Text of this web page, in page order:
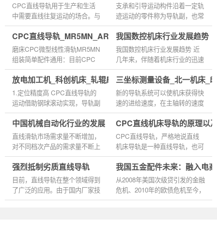
CPC直线导轨用于生产和生活
中需要直线往复运动的场合。与
直线轴承相比，CPC直线导轨
具有较高的额定载荷值和附加扭
矩，可以实现更高、更高效的直
线运...
支承和引导运动构件沿着一定轨
迹运动的零件称为导轨副，也常
简称为导轨。运动部件的运动轨
迹有直线、圆或曲线，滚动圆导
轨可归人滚动推力轴承，曲...
CPC直线导轨_MR5MN_ARC25FN_规格尺寸型号
磨床CPC微型线性滑轨MR5MN
组装简单配件通用：目前CPC
微型线性滑轨MR5MN现已成为
了规模化、标准化的配件，不但
方便客户选择，在组装上也显得
非常便捷。...
我国数控机床行业发展趋势
我国数控机床行业发展趋势 近
几年来，伴随着机床行业的迅速
发展壮大，对于机械附件直线导
轨的需求量随之速增起来，在国
内的市场发展空间较大。国内...
放电加工机_科创机床_轧辊磨床台湾CPC直线导轨滑块
1.定位精度高 CPC直线导轨的
运动借助钢球滚动实现，导轨副
摩擦阻力小，动静摩擦阻力差值
小，低速时不易产生爬行。重复
定位精度高，适合作频繁启动
或...
三坐标测量设备_北一机床_
新的导轨系统可以使机床获得快
速的进给速度，在主轴转的速度
相同的情况下，快速进给是
CPC直线导轨的特点。CPC直
线导轨与平面导轨一样，有两个
基本元...
中国机械自动化行业的发展
直线滑轨市场需求量不断增加，
对不同档次产品的需求量不断上
升，成套成线产品也不断提高，
制造企业也增加迅猛，目前国家
的直线滑轨机床行业至少有...
CPC直线机床导轨的原理以
CPC直线导轨，严格地说直线
机床导轨是一种直线导轨，也可
称为滚动直线导轨。它是由滚动
块中的钢球和滚动轨道之间的无
限滚动周期，使负载平台可以
很...
强烈抵制劣质直线导轨
目前，直线导轨在整个领域得到
了广泛的应用。由于国内厂家技
术水平管理不到位和存在缺陷，
我国五金配件未来：融入电
从2008年美国次级贷引发的金融
危机、2010年的欧债危机至今，
市场已经经历了约5年的低迷，